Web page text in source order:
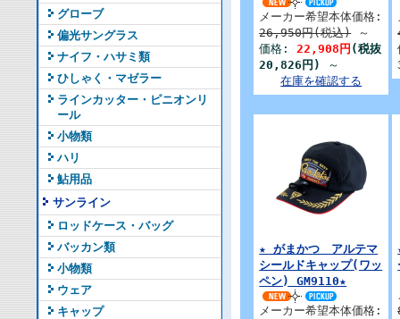
グローブ
偏光サングラス
ナイフ・ハサミ類
ひしゃく・マゼラー
ラインカッター・ピニオンリ
ール
小物類
ハリ
鮎用品
サンライン
ロッドケース・バッグ
バッカン類
小物類
ウェア
キャップ
メーカー希望本体価格:
26,950円(税込)
～
価格:22,908円 (税抜
20,826円)
～
在庫を確認する
★ がまかつ アルテマ
シールドキャップ(ワッ
ペン) GM9110★
メーカー希望本体価格: